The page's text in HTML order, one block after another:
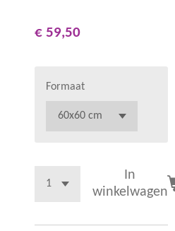
€ 59,50
Formaat
In
winkelwagen